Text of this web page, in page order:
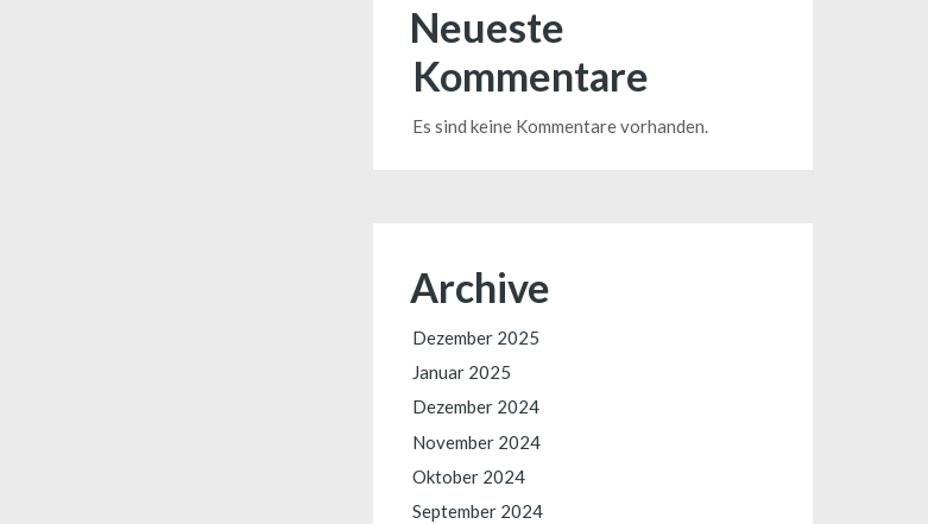
Neueste
Kommentare
Es sind keine Kommentare vorhanden.
Archive
Dezember 2025
Januar 2025
Dezember 2024
November 2024
Oktober 2024
September 2024